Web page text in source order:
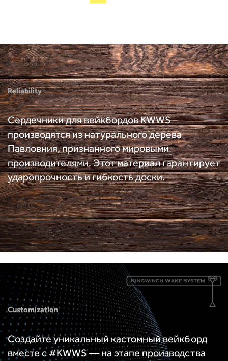
Reliability
Сердечники для вейкбордов KWWS
производятся из натурального дерева
Павловния, признанного мировыми
производителями. Этот материал гарантирует
ударопрочность и гибкость доски.
Customization
Создайте уникальный кастомный вейкборд
вместе с #KWWS — на этапе производства